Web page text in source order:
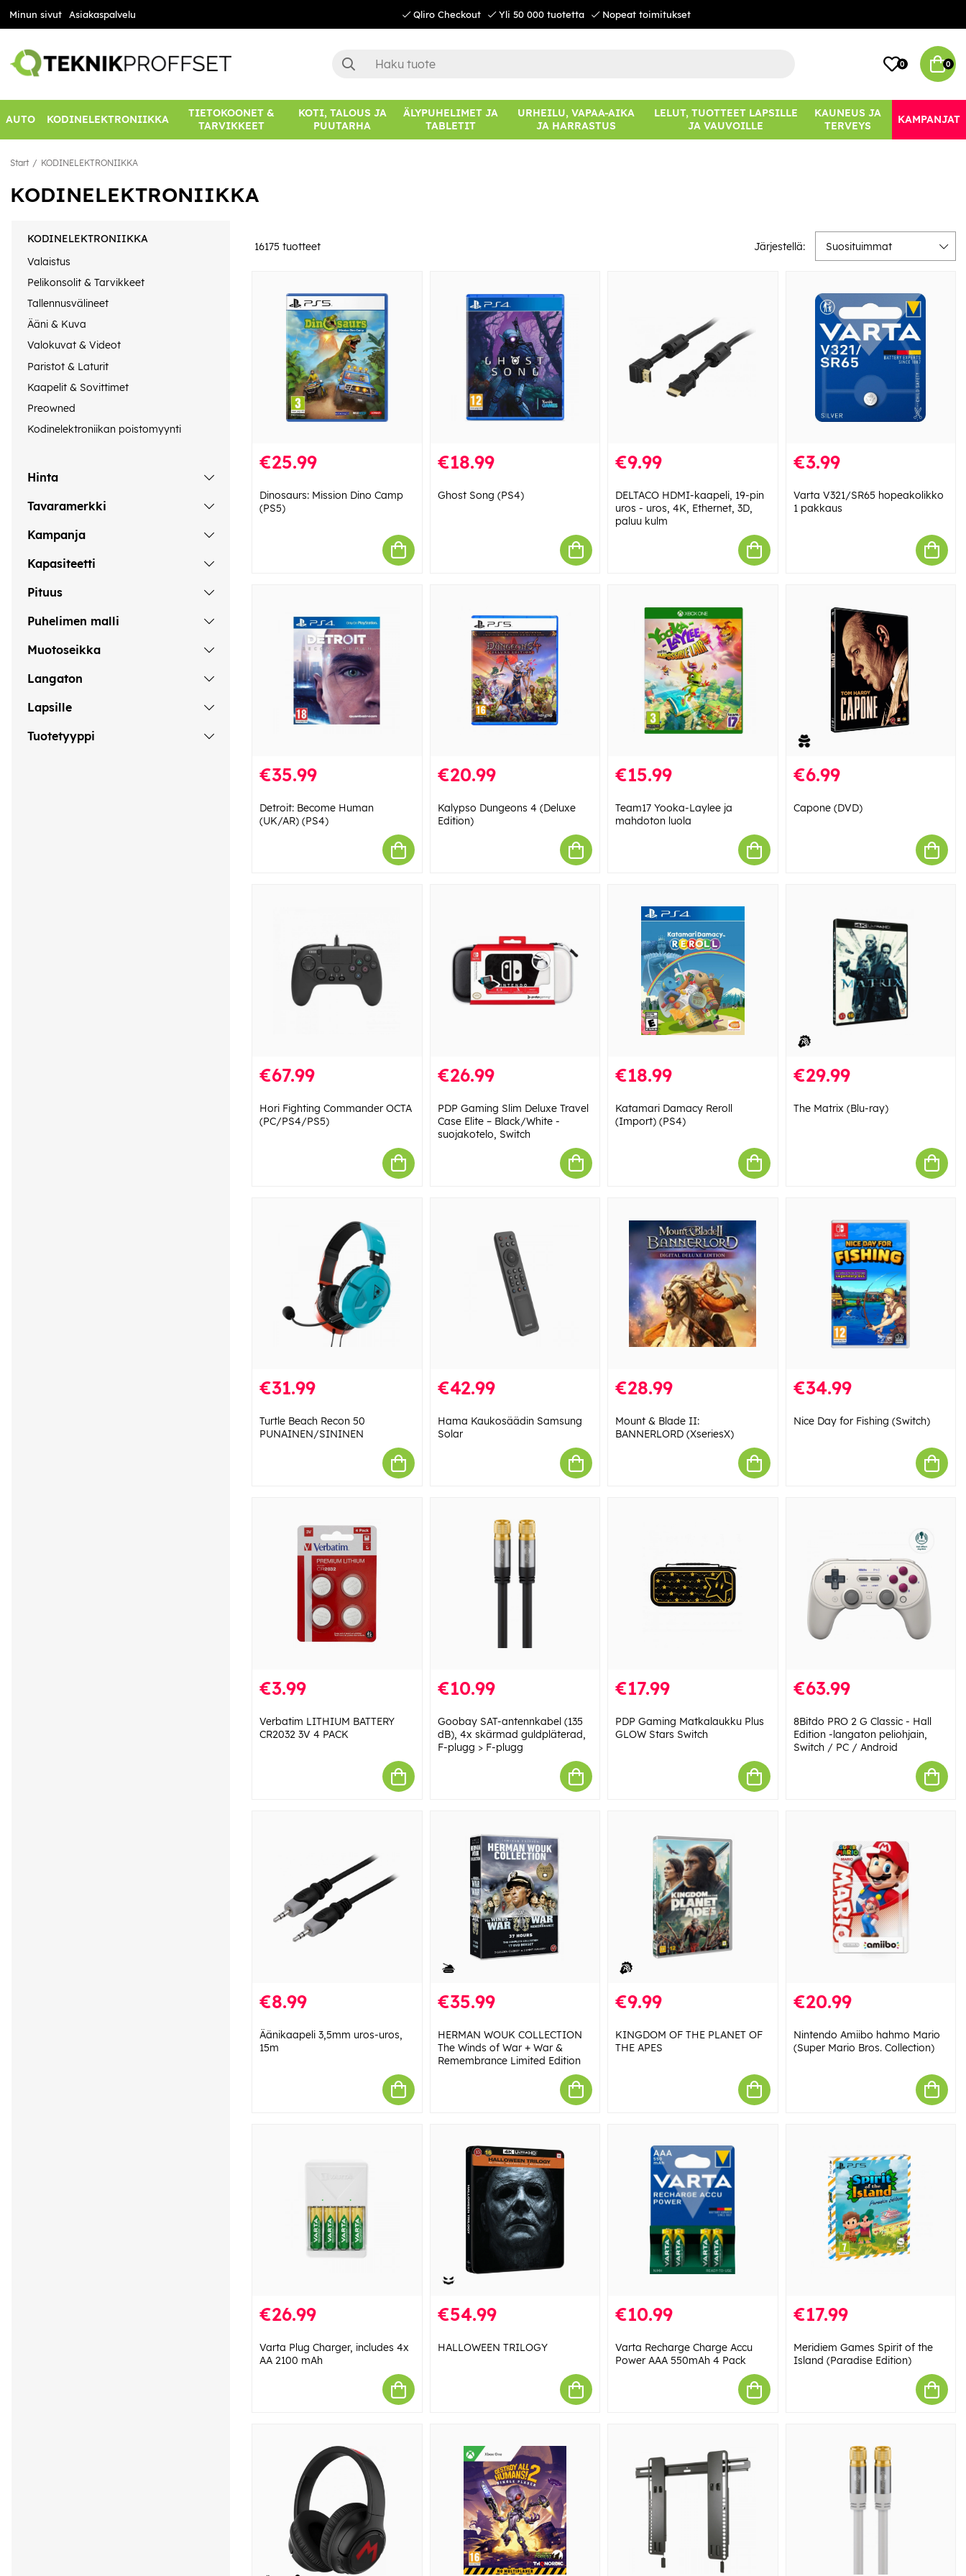
Minun sivut Asiakaspalvelu Qliro Checkout Yli 50 000 tuotetta Nopeat toimitukset
0 0
AUTO KODINELEKTRONIIKKA
TIETOKOONET &
TARVIKKEET
KOTI, TALOUS JA
PUUTARHA
ÄLYPUHELIMET JA
TABLETIT
URHEILU, VAPAA-AIKA
JA HARRASTUS
LELUT, TUOTTEET LAPSILLE
JA VAUVOILLE
KAUNEUS JA
TERVEYS
KAMPANJAT
Start KODINELEKTRONIIKKA
KODINELEKTRONIIKKA
KODINELEKTRONIIKKA
Valaistus
Pelikonsolit & Tarvikkeet
Tallennusvälineet
Ääni & Kuva
Valokuvat & Videot
Paristot & Laturit
Kaapelit & Sovittimet
Preowned
Kodinelektroniikan poistomyynti
Hinta
Tavaramerkki
Kampanja
Kapasiteetti
Pituus
Puhelimen malli
Muotoseikka
Langaton
Lapsille
Tuotetyyppi
16175 tuotteet Järjestellä: Suosituimmat
€25.99
Dinosaurs: Mission Dino Camp
(PS5)
€18.99
Ghost Song (PS4)
€9.99
DELTACO HDMI-kaapeli, 19-pin
uros - uros, 4K, Ethernet, 3D,
paluu kulm
€3.99
Varta V321/SR65 hopeakolikko
1 pakkaus
€35.99
Detroit: Become Human
(UK/AR) (PS4)
€20.99
Kalypso Dungeons 4 (Deluxe
Edition)
€15.99
Team17 Yooka-Laylee ja
mahdoton luola
€6.99
Capone (DVD)
€67.99
Hori Fighting Commander OCTA
(PC/PS4/PS5)
€26.99
PDP Gaming Slim Deluxe Travel
Case Elite – Black/White -
suojakotelo, Switch
€18.99
Katamari Damacy Reroll
(Import) (PS4)
€29.99
The Matrix (Blu-ray)
€31.99
Turtle Beach Recon 50
PUNAINEN/SININEN
€42.99
Hama Kaukosäädin Samsung
Solar
€28.99
Mount & Blade II:
BANNERLORD (XseriesX)
€34.99
Nice Day for Fishing (Switch)
€3.99
Verbatim LITHIUM BATTERY
CR2032 3V 4 PACK
€10.99
Goobay SAT-antennkabel (135
dB), 4x skärmad guldpläterad,
F-plugg > F-plugg
€17.99
PDP Gaming Matkalaukku Plus
GLOW Stars Switch
€63.99
8Bitdo PRO 2 G Classic - Hall
Edition -langaton peliohjain,
Switch / PC / Android
€8.99
Äänikaapeli 3,5mm uros-uros,
15m
€35.99
HERMAN WOUK COLLECTION
The Winds of War + War &
Remembrance Limited Edition
€9.99
KINGDOM OF THE PLANET OF
THE APES
€20.99
Nintendo Amiibo hahmo Mario
(Super Mario Bros. Collection)
€26.99
Varta Plug Charger, includes 4x
AA 2100 mAh
€54.99
HALLOWEEN TRILOGY
€10.99
Varta Recharge Charge Accu
Power AAA 550mAh 4 Pack
€17.99
Meridiem Games Spirit of the
Island (Paradise Edition)